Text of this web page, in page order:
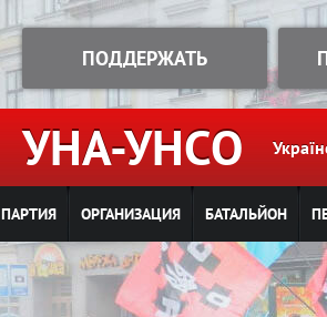
Jump to navigation
УНА-УНСО
ПОДДЕРЖАТЬ
ПАРТИЯ ОРГАНИЗАЦИЯ БАТАЛЬЙОН